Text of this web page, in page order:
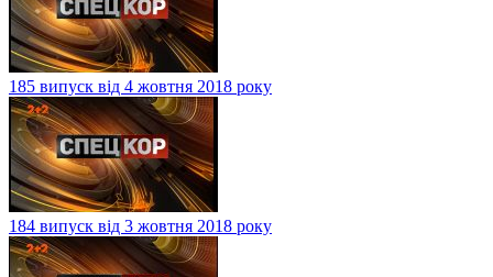
185 випуск від 4 жовтня 2018 року
184 випуск від 3 жовтня 2018 року